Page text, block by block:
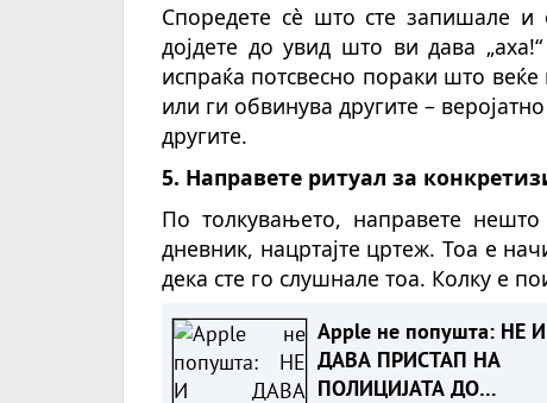
Споредете сè што сте запишале и
дојдете до увид што ви дава
испраќа потсвесно пораки што
или ги обвинува другите –
другите.
5. Направете ритуал за
По толкувањето, направете
дневник, нацртајте цртеж. Тоа е
дека сте го слушнале тоа. Колку е
Apple не попушта: НЕ И
ДАВА ПРИСТАП НА
ПОЛИЦИЈАТА ДО